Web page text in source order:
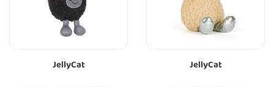
JellyCat JellyCat